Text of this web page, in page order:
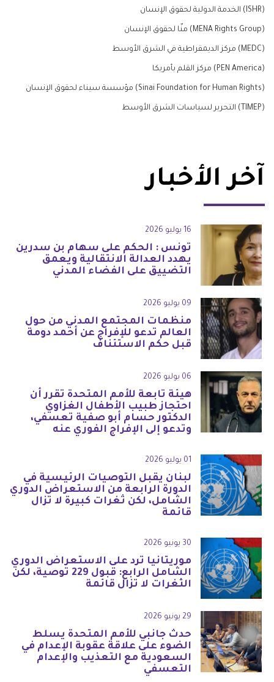
(ISHR) الخدمة الدولية لحقوق الإنسان
(MENA Rights Group) منّا لحقوق الإنسان
(MEDC) مركز الديمقراطية في الشرق الأوسط
(PEN America) مركز القلم بأمريكا
(Sinai Foundation for Human Rights) مؤسسة سيناء لحقوق الإنسان
(TIMEP) التحرير لسياسات الشرق الأوسط
آخر الأخبار
16 يوليو 2026
تونس : الحكم على سهام بن سدرين
يهدد العدالة الانتقالية ويعمق
التضييق على الفضاء المدني
09 يوليو 2026
منظمات المجتمع المدني من حول
العالم تدعو للإفراج عن أحمد دومة
قبل حكم الاستئناف
06 يوليو 2026
هيئة تابعة للأمم المتحدة تقرر أن
احتجاز طبيب الأطفال الغزاوي
الدكتور حسام أبو صفية تعسفي،
وتدعو إلى الإفراج الفوري عنه
01 يوليو 2026
لبنان يقبل التوصيات الرئيسية في
الدورة الرابعة من الاستعراض الدوري
الشامل، لكن ثغرات كبيرة لا تزال
قائمة
30 يونيو 2026
موريتانيا ترد على الاستعراض الدوري
الشامل الرابع: قبول 229 توصية، لكن
الثغرات لا تزال قائمة
29 يونيو 2026
حدث جانبي للأمم المتحدة يسلط
الضوء على علاقة عقوبة الإعدام في
السعودية مع التعذيب والإعدام
التعسفي